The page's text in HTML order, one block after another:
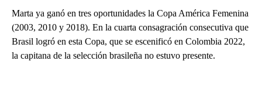
Marta ya ganó en tres oportunidades la Copa América Femenina
(2003, 2010 y 2018). En la cuarta consagración consecutiva que
Brasil logró en esta Copa, que se escenificó en Colombia 2022,
la capitana de la selección brasileña no estuvo presente.